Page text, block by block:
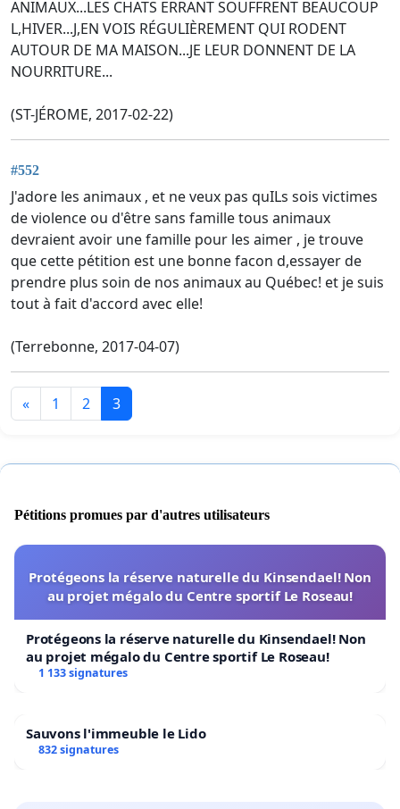
ANIMAUX...LES CHATS ERRANT SOUFFRENT BEAUCOUP
L,HIVER...J,EN VOIS RÉGULIÈREMENT QUI RODENT
AUTOUR DE MA MAISON...JE LEUR DONNENT DE LA
NOURRITURE...
(ST-JÉROME, 2017-02-22)
#552
J'adore les animaux , et ne veux pas quILs sois victimes
de violence ou d'être sans famille tous animaux
devraient avoir une famille pour les aimer , je trouve
que cette pétition est une bonne facon d,essayer de
prendre plus soin de nos animaux au Québec! et je suis
tout à fait d'accord avec elle!
(Terrebonne, 2017-04-07)
« 1 2 3
Pétitions promues par d'autres utilisateurs
Protégeons la réserve naturelle du Kinsendael! Non
au projet mégalo du Centre sportif Le Roseau!
Protégeons la réserve naturelle du Kinsendael! Non
au projet mégalo du Centre sportif Le Roseau!
1 133 signatures
Sauvons l'immeuble le Lido
832 signatures